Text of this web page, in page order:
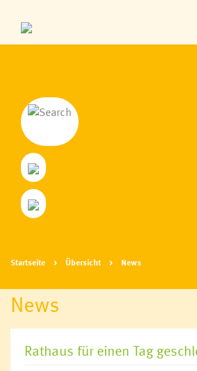
Startseite Übersicht News
News
Rathaus für einen Tag